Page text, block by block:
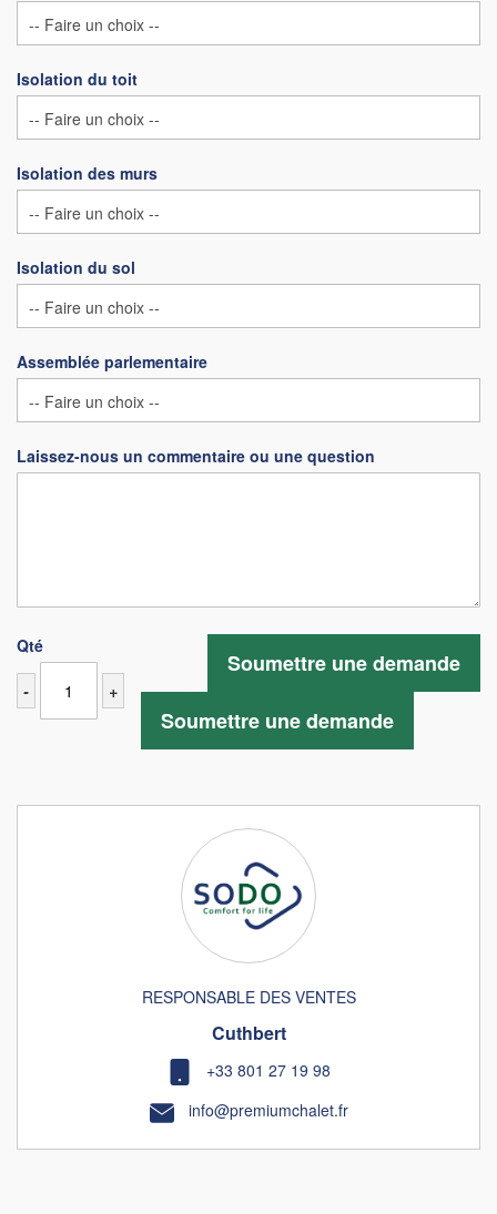
Isolation du toit
Isolation des murs
Isolation du sol
Assemblée parlementaire
Laissez-nous un commentaire ou une question
Qté
- +
Soumettre une demande
Soumettre une demande
RESPONSABLE DES VENTES
Cuthbert
+33 801 27 19 98
info@premiumchalet.fr